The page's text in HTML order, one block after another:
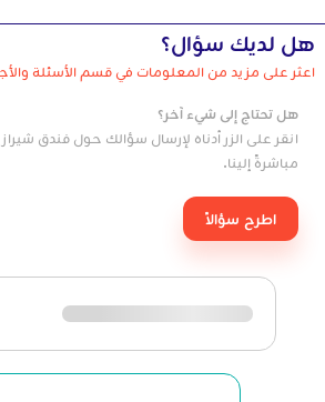
هل لديك سؤال؟
اعثر على مزيد من المعلومات في قسم الأسئلة
هل تحتاج إلى شيء آخر؟
انقر على الزر أدناه لإرسال سؤالك حول فندق شيراز
مباشرةً إلينا.
اطرح سؤالاً